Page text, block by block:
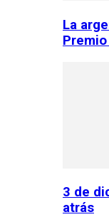
La
3 de
atrás